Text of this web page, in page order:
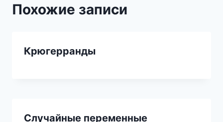
Похожие записи
Крюгерранды
Случайные переменные